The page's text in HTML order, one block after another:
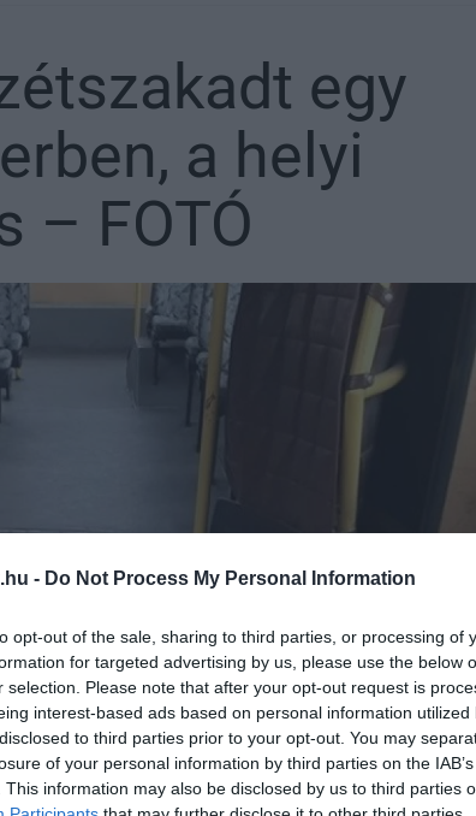
- Do Not Process My Personal Information
opt-out of the sale, sharing to third parties, or processing of
for targeted advertising by us, please use the below
selection. Please note that after your opt-out request is
interest-based ads based on personal information
to third parties prior to your opt-out. You may
of your personal information by third parties on the
This information may also be disclosed by us to third parties
egy
a helyi
– FOTÓ